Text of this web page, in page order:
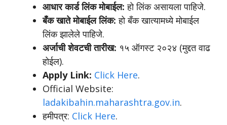
आधार कार्ड लिंक मोबाईल:हो लिंक असायला पाहिजे.
बँक खाते मोबाईल लिंक: हो बँक खात्यामध्ये मोबाईल
लिंक झालेले पाहिजे.
अर्जाची शेवटची तारीख: १५ ऑगस्ट २०२४ (मुद्दत वाढ
होईल).
Apply Link: Click Here.
Official Website:
ladakibahin.maharashtra.gov.in.
हमीपत्र: Click Here.